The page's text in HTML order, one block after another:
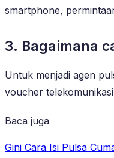
smartphone,
3. Bagaimana
Untuk menjadi agen
voucher
Baca juga
Gini Cara Isi Pulsa